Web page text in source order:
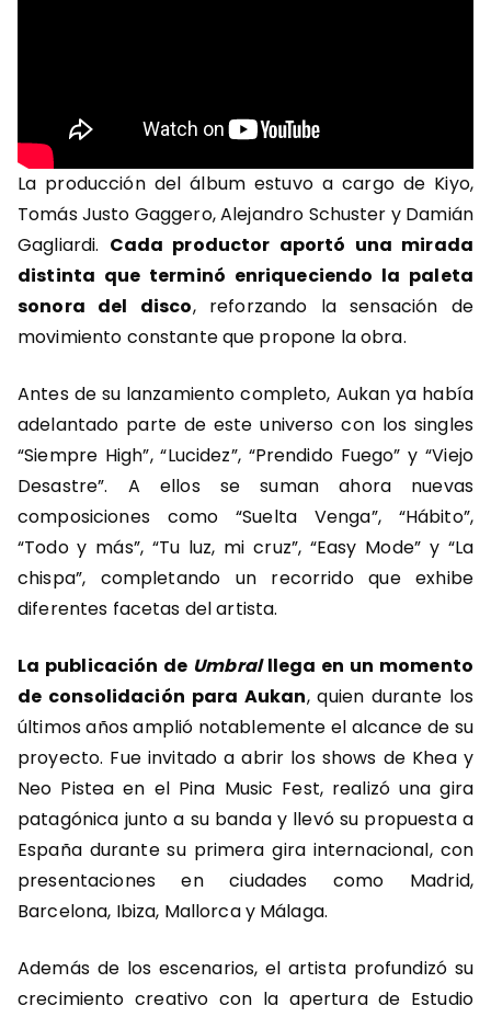
La producción del álbum estuvo a cargo de Kiyo,
Tomás Justo Gaggero, Alejandro Schuster y Damián
Gagliardi. Cada productor aportó una mirada
distinta que terminó enriqueciendo la paleta
sonora del disco, reforzando la sensación de
movimiento constante que propone la obra.
Antes de su lanzamiento completo, Aukan ya había
adelantado parte de este universo con los singles
“Siempre High”, “Lucidez”, “Prendido Fuego” y “Viejo
Desastre”. A ellos se suman ahora nuevas
composiciones como “Suelta Venga”, “Hábito”,
“Todo y más”, “Tu luz, mi cruz”, “Easy Mode” y “La
chispa”, completando un recorrido que exhibe
diferentes facetas del artista.
La publicación de Umbralllega en un momento
de consolidación para Aukan, quien durante los
últimos años amplió notablemente el alcance de su
proyecto. Fue invitado a abrir los shows de Khea y
Neo Pistea en el Pina Music Fest, realizó una gira
patagónica junto a su banda y llevó su propuesta a
España durante su primera gira internacional, con
presentaciones en ciudades como Madrid,
Barcelona, Ibiza, Mallorca y Málaga.
Además de los escenarios, el artista profundizó su
crecimiento creativo con la apertura de Estudio